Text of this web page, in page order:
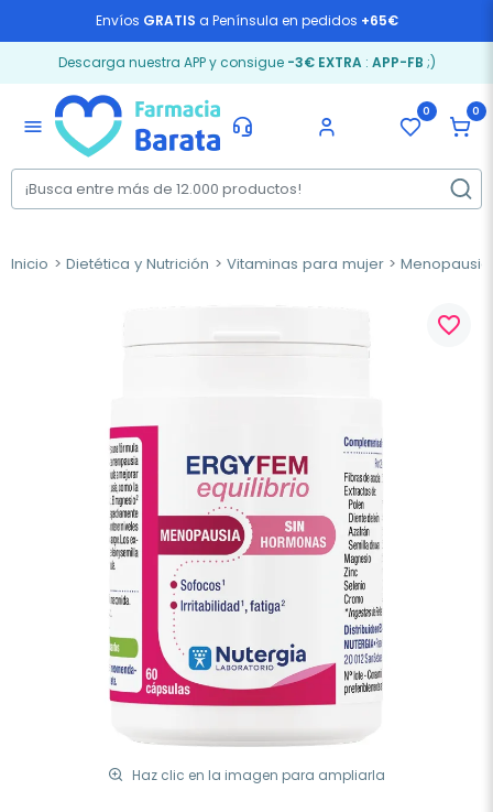
Envíos GRATIS a Península en pedidos +65€
Descarga nuestra APP y consigue -3€ EXTRA: APP-FB ;)
menu
0 0
Inicio Dietética y Nutrición Vitaminas para mujer Menopausia
Haz clic en la imagen para ampliarla
favorite_border